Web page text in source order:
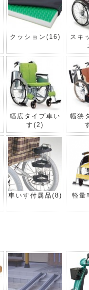
クッション (16)
スキ
幅広タイプ車い
す(2)
幅狭
車いす付属品 (8) 軽量